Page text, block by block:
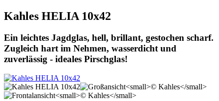
Kahles HELIA 10x42
Ein leichtes Jagdglas, hell, brillant, gestochen scharf.
Zugleich hart im Nehmen, wasserdicht und
zuverlässig - ideales Pirschglas!